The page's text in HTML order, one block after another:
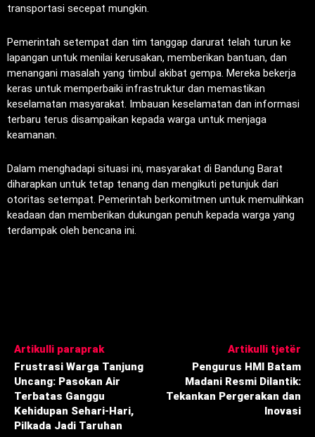
transportasi secepat mungkin.
Pemerintah setempat dan tim tanggap darurat telah turun ke
lapangan untuk menilai kerusakan, memberikan bantuan, dan
menangani masalah yang timbul akibat gempa. Mereka bekerja
keras untuk memperbaiki infrastruktur dan memastikan
keselamatan masyarakat. Imbauan keselamatan dan informasi
terbaru terus disampaikan kepada warga untuk menjaga
keamanan.
Dalam menghadapi situasi ini, masyarakat di Bandung Barat
diharapkan untuk tetap tenang dan mengikuti petunjuk dari
otoritas setempat. Pemerintah berkomitmen untuk memulihkan
keadaan dan memberikan dukungan penuh kepada warga yang
terdampak oleh bencana ini.
Artikulli paraprak
Frustrasi Warga Tanjung
Uncang: Pasokan Air
Terbatas Ganggu
Kehidupan Sehari-Hari,
Pilkada Jadi Taruhan
Artikulli tjetër
Pengurus HMI Batam
Madani Resmi Dilantik:
Tekankan Pergerakan dan
Inovasi